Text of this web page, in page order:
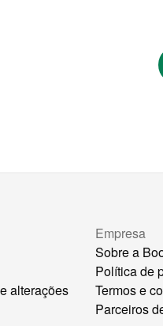
alterações
Empresa
Sobre a
Política de
Termos e
Parceiros